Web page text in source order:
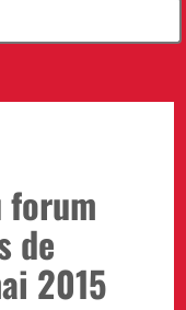
forum
de
2015